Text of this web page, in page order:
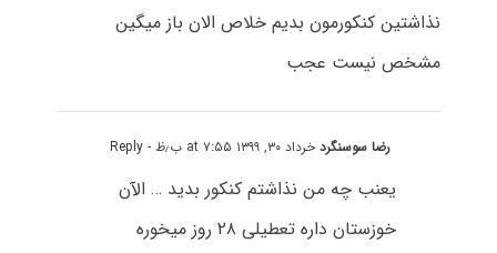
نذاشتین کنکورمون بدیم خلاص الان باز میگین
مشخص نیست عجب
رضا سوسنگردخرداد ۳۰, ۱۳۹۹ at ۷:۵۵ ب٫ظ - Reply
یعنب چه من نذاشتم کنکور بدید … الآن
خوزستان داره تعطیلی ۲۸ روز میخوره